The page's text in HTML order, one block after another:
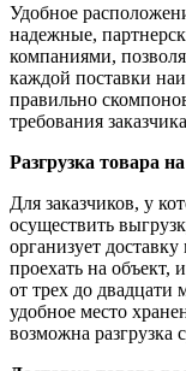
Удобное
надежные,
компаниями,
каждой поставки
правильно
требования
Разгрузка товара
Для заказчиков, у
осуществить
организует
проехать на объект,
от трех до двадцати
удобное место
возможна разгрузка